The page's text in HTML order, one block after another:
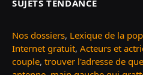
SUJETS TENDANCE
Nos dossiers, Lexique de la
Internet gratuit, Acteurs et
couple, trouver l'adresse de